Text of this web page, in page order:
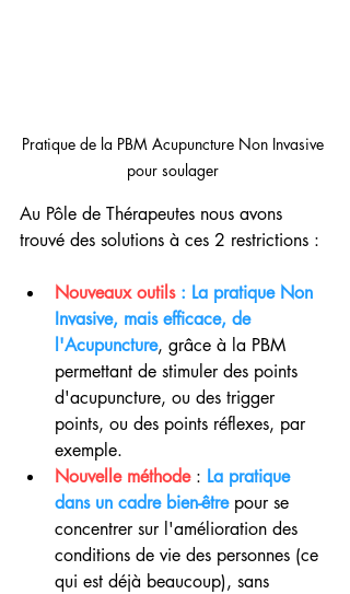
Pratique de la PBM Acupuncture Non Invasive
pour soulager
Au Pôle de Thérapeutes nous avons
trouvé des solutions à ces 2 restrictions :
Nouveaux outils : La pratique Non
Invasive, mais efficace, de
l'Acupuncture, grâce à la PBM
permettant de stimuler des points
d'acupuncture, ou des trigger
points, ou des points réflexes, par
exemple.
Nouvelle méthode : La pratique
dans un cadre bien-être pour se
concentrer sur l'amélioration des
conditions de vie des personnes (ce
qui est déjà beaucoup), sans